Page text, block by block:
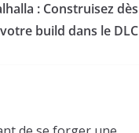
: Construisez dès
build dans le DLC